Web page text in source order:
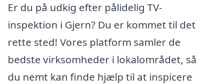
Er du på udkig efter pålidelig TV-
inspektion i Gjern? Du er kommet til det
rette sted! Vores platform samler de
bedste virksomheder i lokalområdet, så
du nemt kan finde hjælp til at inspicere